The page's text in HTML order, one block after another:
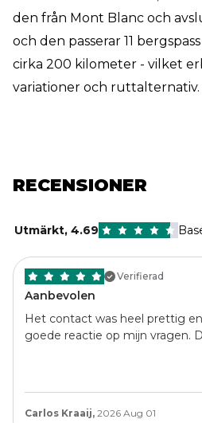
den från Mont Blanc och
och den passerar 11
cirka 200 kilometer - vilket
variationer och ruttalternativ.
RECENSIONER
Utmärkt,4.69
Verifierad
Aanbevolen
Het contact was heel prettig
Carlos Kraaij, 2026 Aug 01